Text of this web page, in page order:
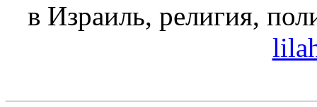
в Израиль, религия,